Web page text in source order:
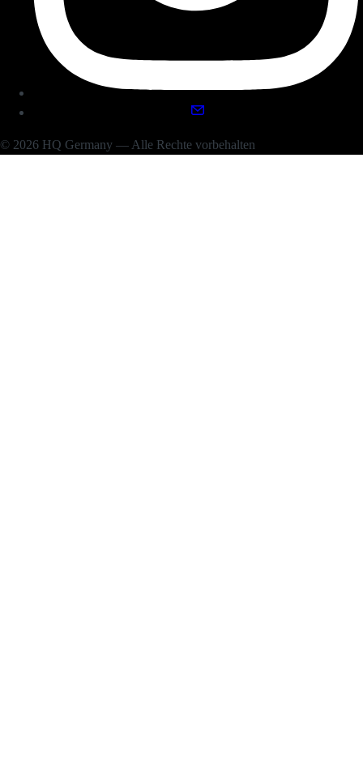
© 2026 HQ Germany — Alle Rechte vorbehalten